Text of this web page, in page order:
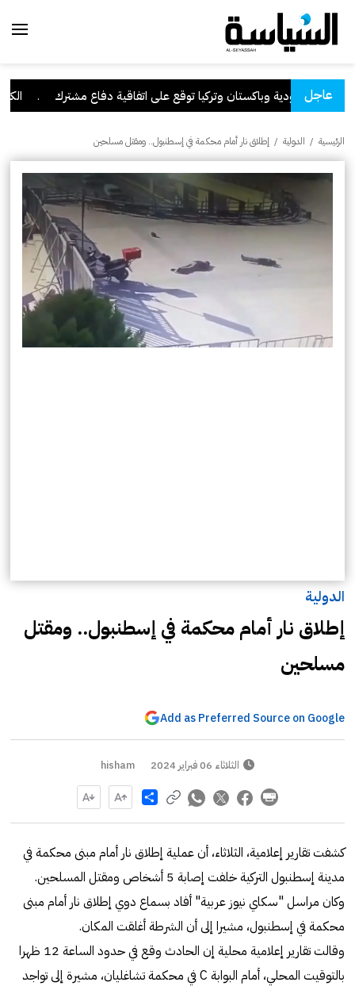
عاجل
السعودية وباكستان وتركيا توقع على اتفاقية دفاع مشترك الكويت
الرئيسية / الدولية / إطلاق نار أمام محكمة في إسطنبول.. ومقتل مسلحين
الدولية
إطلاق نار أمام محكمة في إسطنبول.. ومقتل
مسلحين
Add as Preferred Source on Google
الثلاثاء 06 فبراير 2024 hisham
Share
كشفت تقارير إعلامية، الثلاثاء، أن عملية إطلاق نار أمام مبنى محكمة في
مدينة إسطنبول التركية خلفت إصابة 5 أشخاص ومقتل المسلحين.
وكان مراسل "سكاي نيوز عربية" أفاد بسماع دوي إطلاق نار أمام مبنى
محكمة في إسطنبول، مشيرا إلى أن الشرطة أغلقت المكان.
وقالت تقارير إعلامية محلية إن الحادث وقع في حدود الساعة 12 ظهرا
بالتوقيت المحلي، أمام البوابة C في محكمة تشاغليان، مشيرة إلى تواجد